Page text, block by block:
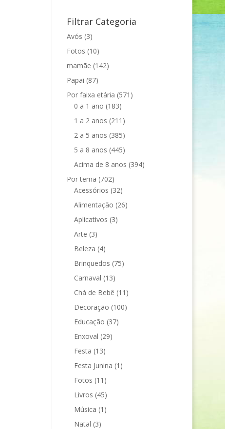
Filtrar Categoria
Avós (3)
Fotos (10)
mamãe (142)
Papai (87)
Por faixa etária (571)
0 a 1 ano (183)
1 a 2 anos (211)
2 a 5 anos (385)
5 a 8 anos (445)
Acima de 8 anos (394)
Por tema (702)
Acessórios (32)
Alimentação (26)
Aplicativos (3)
Arte (3)
Beleza (4)
Brinquedos (75)
Carnaval (13)
Chá de Bebê (11)
Decoração (100)
Educação (37)
Enxoval (29)
Festa (13)
Festa Junina (1)
Fotos (11)
Livros (45)
Música (1)
Natal (3)